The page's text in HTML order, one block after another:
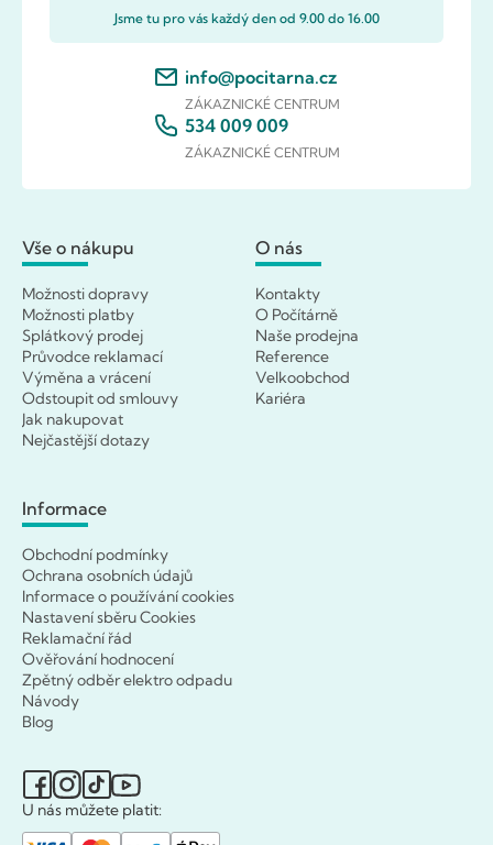
Jsme tu pro vás každý den od 9.00 do 16.00
info@pocitarna.cz
ZÁKAZNICKÉ CENTRUM
534 009 009
ZÁKAZNICKÉ CENTRUM
Vše o nákupu
Možnosti dopravy
Možnosti platby
Splátkový prodej
Průvodce reklamací
Výměna a vrácení
Odstoupit od smlouvy
Jak nakupovat
Nejčastější dotazy
O nás
Kontakty
O Počítárně
Naše prodejna
Reference
Velkoobchod
Kariéra
Informace
Obchodní podmínky
Ochrana osobních údajů
Informace o používání cookies
Nastavení sběru Cookies
Reklamační řád
Ověřování hodnocení
Zpětný odběr elektro odpadu
Návody
Blog
U nás můžete platit: